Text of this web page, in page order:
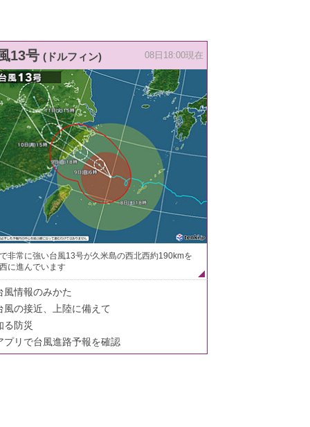
13号 (ドルフィン) 08日18:00現在
非常に強い台風13号が久米島の西北西約190kmを
に進んでいます
風情報のみかた
風の接近、上陸に備えて
る防災
プリで台風進路予報を確認